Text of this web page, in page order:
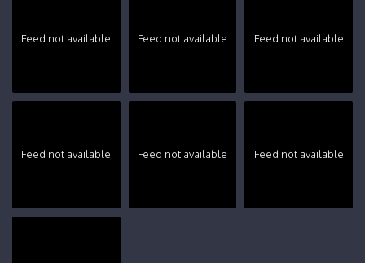
Feed not available Feed not available Feed not available
Feed not available Feed not available Feed not available